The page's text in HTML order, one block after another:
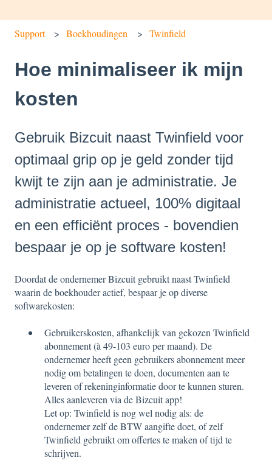
Support Boekhoudingen Twinfield
Hoe minimaliseer ik mijn
kosten
Gebruik Bizcuit naast Twinfield voor
optimaal grip op je geld zonder tijd
kwijt te zijn aan je administratie. Je
administratie actueel, 100% digitaal
en een efficiënt proces - bovendien
bespaar je op je software kosten!
Doordat de ondernemer Bizcuit gebruikt naast Twinfield
waarin de boekhouder actief, bespaar je op diverse
softwarekosten:
Gebruikerskosten, afhankelijk van gekozen Twinfield
abonnement (à 49-103 euro per maand). De
ondernemer heeft geen gebruikers abonnement meer
nodig om betalingen te doen, documenten aan te
leveren of rekeninginformatie door te kunnen sturen.
Alles aanleveren via de Bizcuit app!
Let op: Twinfield is nog wel nodig als: de
ondernemer zelf de BTW aangifte doet, of zelf
Twinfield gebruikt om offertes te maken of tijd te
schrijven.